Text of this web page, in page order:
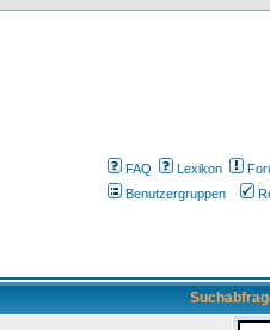
FAQ Lexikon
Benutzergruppen